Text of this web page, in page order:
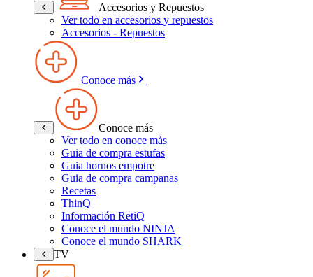
Accesorios y Repuestos
Ver todo en accesorios y repuestos
Accesorios - Repuestos
Conoce más
Conoce más
Ver todo en conoce más
Guia de compra estufas
Guia hornos empotre
Guia de compra campanas
Recetas
ThinQ
Información RetiQ
Conoce el mundo NINJA
Conoce el mundo SHARK
TV